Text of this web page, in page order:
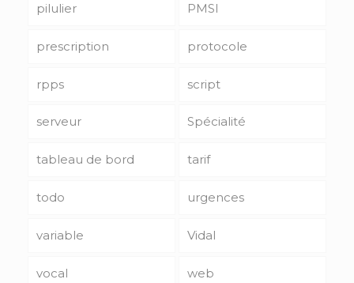
pilulier PMSI
prescription protocole
rpps script
serveur Spécialité
tableau de bord tarif
todo urgences
variable Vidal
vocal web